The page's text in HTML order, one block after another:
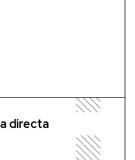
directa